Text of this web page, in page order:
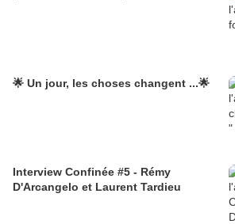
🌟 Un jour, les choses changent ...🌟
Interview Confinée #5 - Rémy
D'Arcangelo et Laurent Tardieu